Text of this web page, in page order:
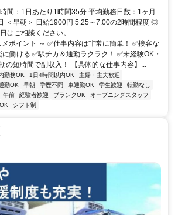
間：1日あたり1時間35分 平均勤務日数：1ヶ月
＜早朝＞ 日給1900円 5:25～7:00の2時間程度 ◎
はご相談ください。
ポイント ～ ✅仕事内容は非常に簡単！ ✅接客な
働ける ✅駅チカ＆通勤ラクラク！ ✅未経験OK・
の短時間で副収入！ 【具体的な仕事内容】...
勤務OK 1日4時間以内OK
主婦・主夫歓迎
勤OK 早朝 学歴不問 車通勤OK 学生歓迎
転勤なし
午前 経験者歓迎 ブランクOK
オープニングスタッフ
シフト制